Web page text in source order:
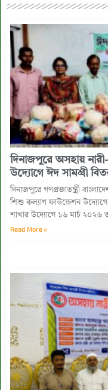
দিনাজপুরে অসহায়
উদ্যোগে ঈদ সামগ্রী
দিনাজপুরে গণপ্রজাতন্ত্রী
শিশু কল্যাণ ফাউন্ডেশন
শাখার উদ্যোগে ১৬ মার্চ ২০২৬
Read More »